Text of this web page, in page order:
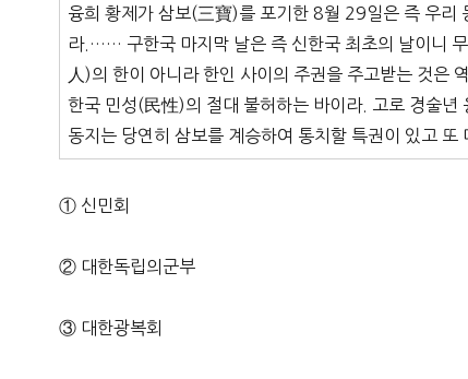
융희 황제가 삼보(三寶)를 포기한 8월 29일은 즉 우리
라.…… 구한국 마지막 날은 즉 신한국 최초의 날이니
人)의 한이 아니라 한인 사이의 주권을 주고받는 것은
한국 민성(民性)의 절대 불허하는 바이라. 고로 경술년
동지는 당연히 삼보를 계승하여 통치할 특권이 있고 또
① 신민회
② 대한독립의군부
③ 대한광복회